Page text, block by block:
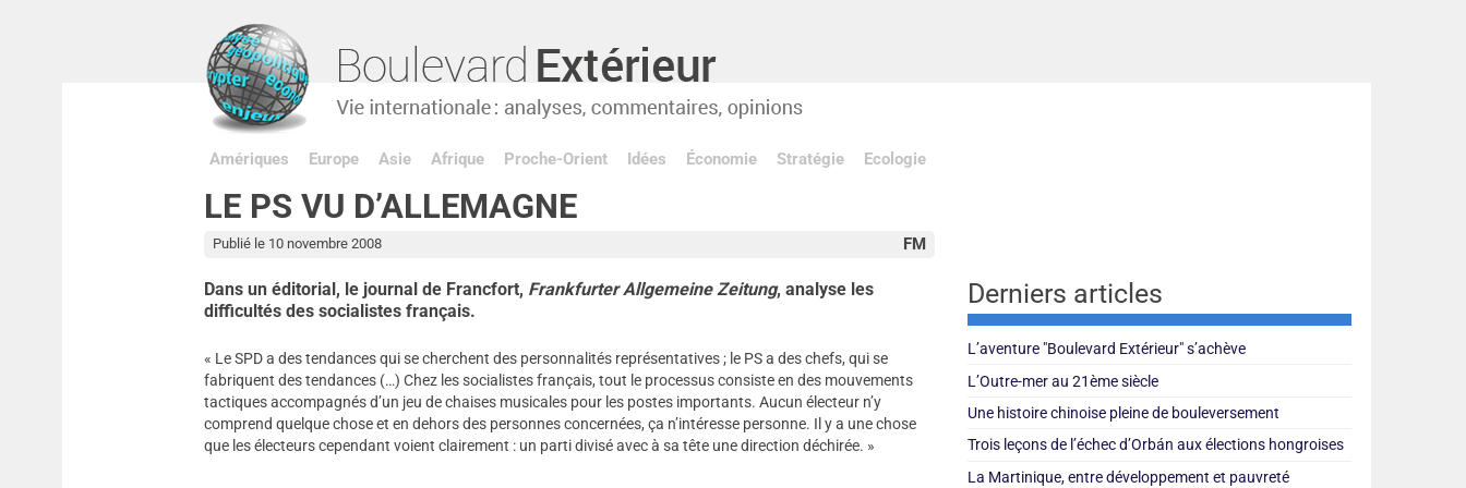
Amériques Europe Asie Afrique Proche-Orient Idées Économie Stratégie Ecologie
LE PS VU D’ALLEMAGNE
FM
Publié le 10 novembre 2008
Dans un éditorial, le journal de Francfort, Frankfurter Allgemeine Zeitung, analyse les
difficultés des socialistes français.
« Le SPD a des tendances qui se cherchent des personnalités représentatives ; le PS a des chefs, qui se
fabriquent des tendances (…) Chez les socialistes français, tout le processus consiste en des mouvements
tactiques accompagnés d’un jeu de chaises musicales pour les postes importants. Aucun électeur n’y
comprend quelque chose et en dehors des personnes concernées, ça n’intéresse personne. Il y a une chose
que les électeurs cependant voient clairement : un parti divisé avec à sa tête une direction déchirée. »
Derniers articles
L’aventure "Boulevard Extérieur" s’achève
L’Outre-mer au 21ème siècle
Une histoire chinoise pleine de bouleversement
Trois leçons de l’échec d’Orbán aux élections hongroises
La Martinique, entre développement et pauvreté